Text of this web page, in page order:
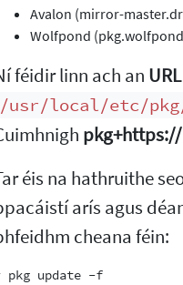
Avalon (mirror-
Wolfpond
féidir linn ach an URL
/usr/local/etc/
pkg+https://
éis na hathruithe
arís agus
cheana féin:
pkg update -f